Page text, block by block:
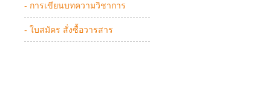
- การเขียนบทความวิชาการ
- ใบสมัคร สั่งซื้อวารสาร